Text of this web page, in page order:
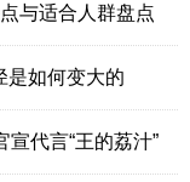
与适合人群盘点
是如何变大的
代言“王的荔汁”